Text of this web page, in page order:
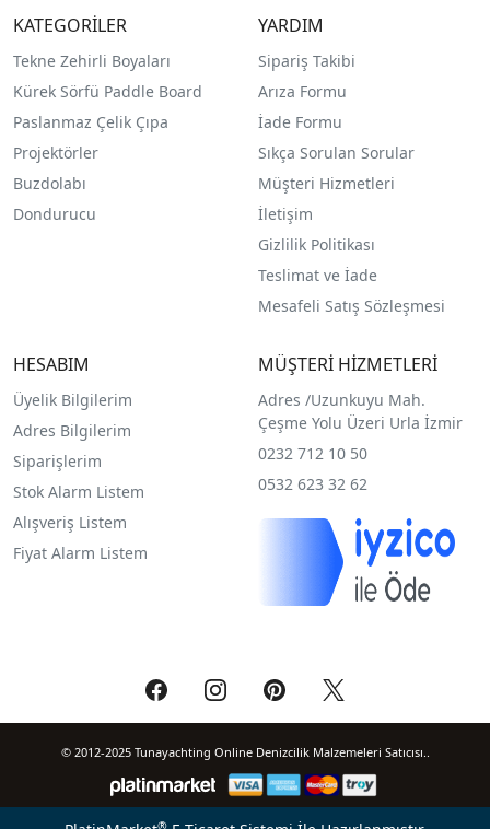
KATEGORİLER
Tekne Zehirli Boyaları
Kürek Sörfü Paddle Board
Paslanmaz Çelik Çıpa
Projektörler
Buzdolabı
Dondurucu
YARDIM
Sipariş Takibi
Arıza Formu
İade Formu
Sıkça Sorulan Sorular
Müşteri Hizmetleri
İletişim
Gizlilik Politikası
Teslimat ve İade
Mesafeli Satış Sözleşmesi
HESABIM
Üyelik Bilgilerim
Adres Bilgilerim
Siparişlerim
Stok Alarm Listem
Alışveriş Listem
Fiyat Alarm Listem
MÜŞTERİ HİZMETLERİ
Adres /Uzunkuyu Mah.
Çeşme Yolu Üzeri Urla İzmir
0232 712 10 50
0532 623 32 62
© 2012-2025 Tunayachting Online Denizcilik Malzemeleri Satıcısı..
®